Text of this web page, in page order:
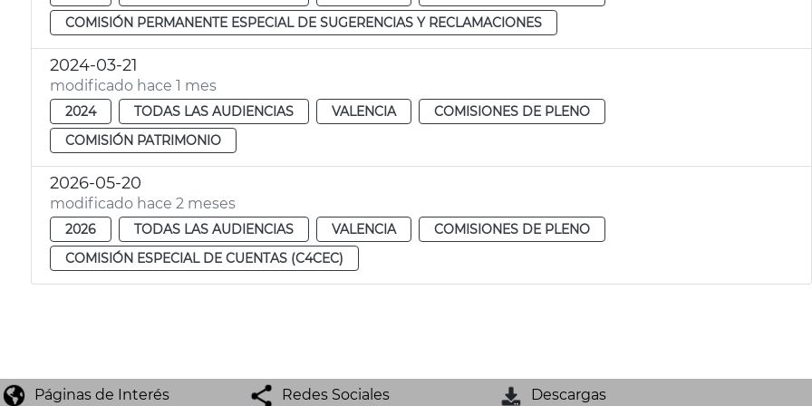
COMISIÓN PERMANENTE ESPECIAL DE SUGERENCIAS Y RECLAMACIONES
2024-03-21
modificado hace 1 mes
2024 TODAS LAS AUDIENCIAS VALENCIA
COMISIONES DE PLENO
COMISIÓN PATRIMONIO
2026-05-20
modificado hace 2 meses
2026 TODAS LAS AUDIENCIAS VALENCIA
COMISIONES DE PLENO
COMISIÓN ESPECIAL DE CUENTAS (C4CEC)
Páginas de Interés Redes Sociales Descargas